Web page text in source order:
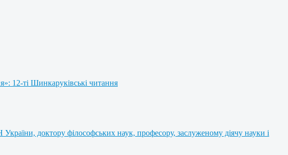
12-ті Шинкаруківські читання
доктору філософських наук, професору, заслуженому діячу науки і